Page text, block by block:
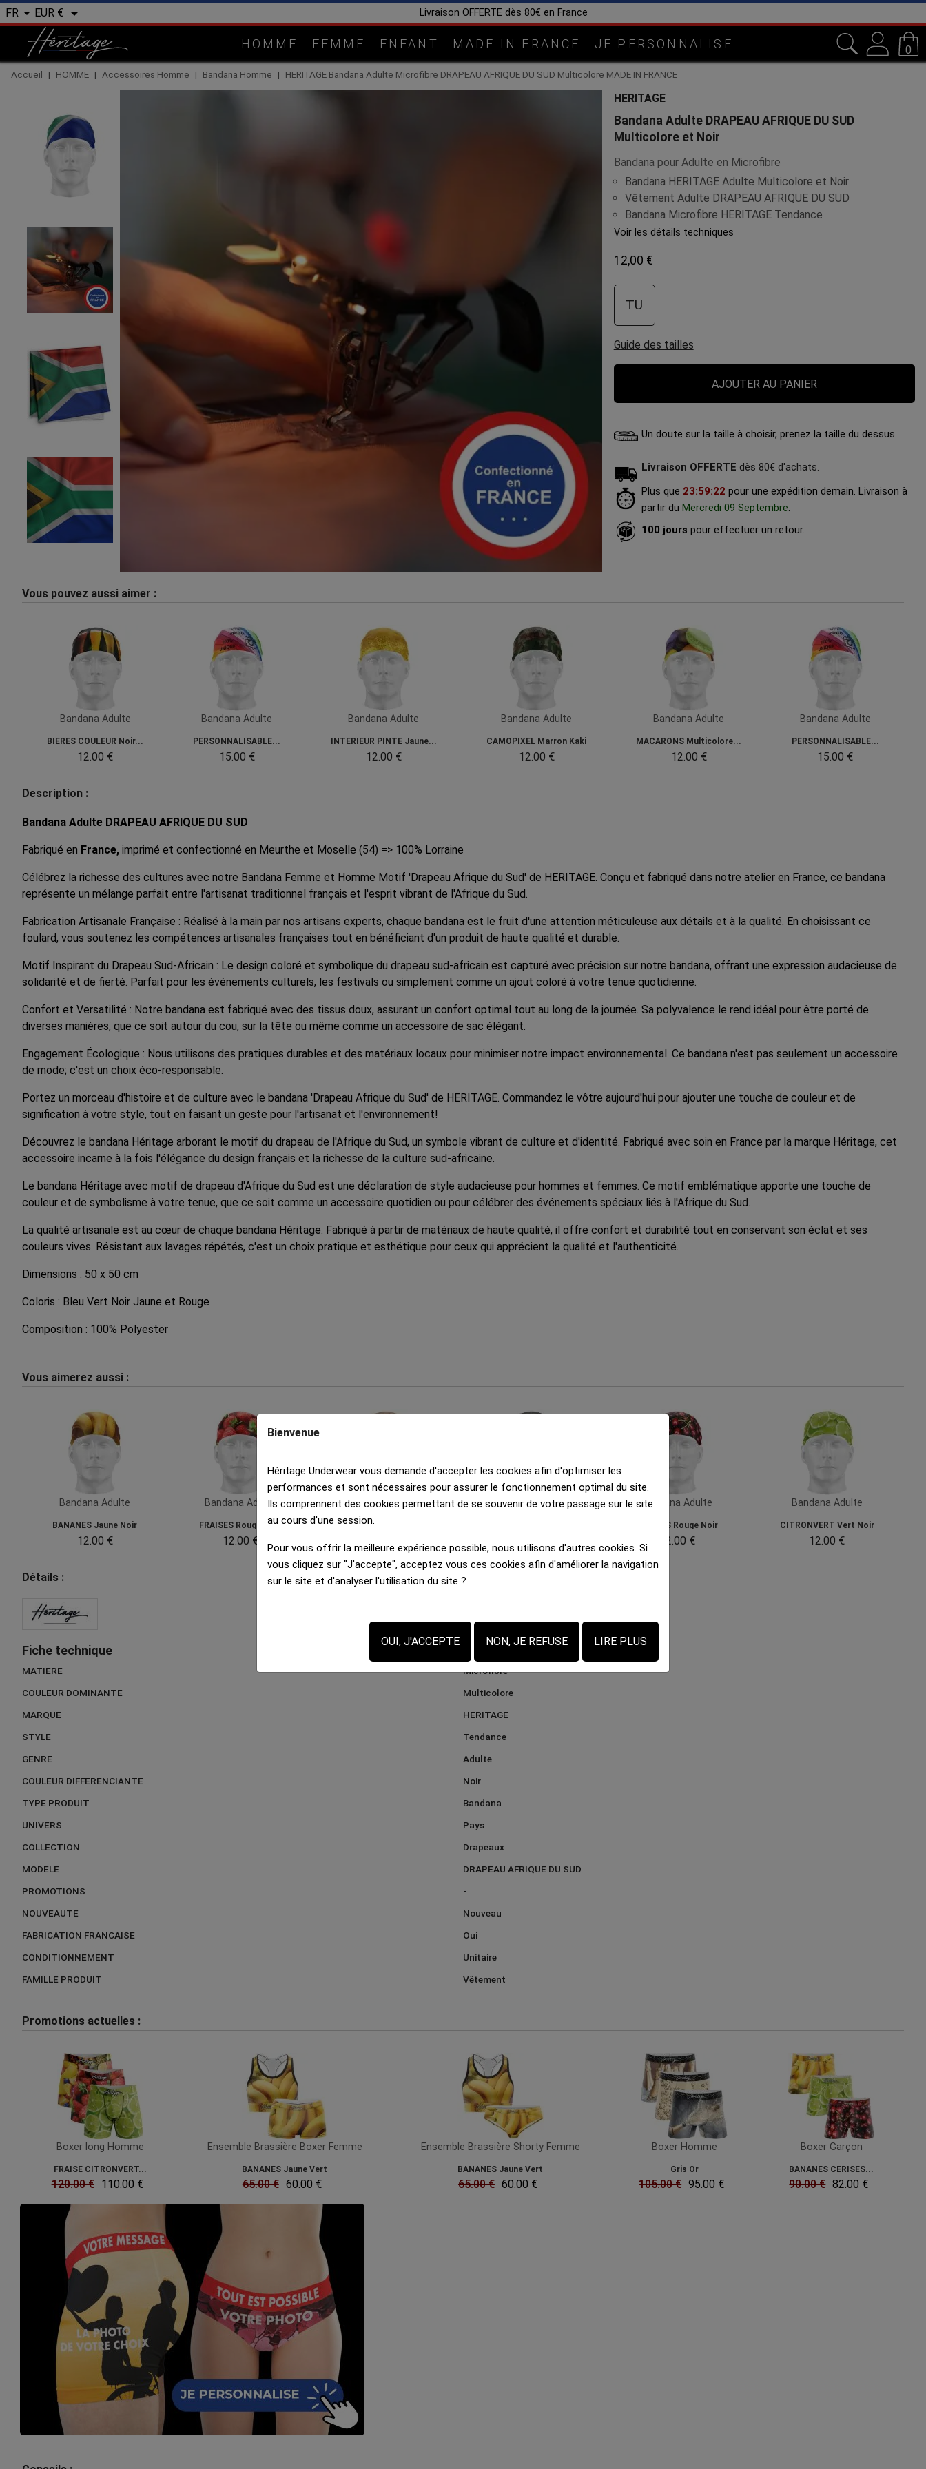
FR  EUR €  Fabrication artisanale dans notre atelier en Lorraine
HOMME FEMME ENFANT MADE IN FRANCE JE PERSONNALISE 0
Accueil HOMME Accessoires Homme Bandana Homme HERITAGE Bandana Adulte Microfibre DRAPEAU AFRIQUE DU SUD Multicolore MADE IN FRANCE
HERITAGE
Bandana Adulte DRAPEAU AFRIQUE DU SUD
Multicolore et Noir
Bandana pour Adulte en Microfibre
Bandana HERITAGE Adulte Multicolore et Noir
Vêtement Adulte DRAPEAU AFRIQUE DU SUD
Bandana Microfibre HERITAGE Tendance
Voir les détails techniques
12,00 €
TU
Guide des tailles
AJOUTER AU PANIER
Un doute sur la taille à choisir, prenez la taille du dessus.
Livraison OFFERTE dès 80€ d'achats.
Plus que 23:59:20 pour une expédition demain. Livraison à
partir du Mercredi 09 Septembre
100 jours pour effectuer un retour.
Vous pouvez aussi aimer :
Bandana Adulte
BIERES COULEUR Noir...
12.00 €
Bandana Adulte
PERSONNALISABLE...
15.00 €
Bandana Adulte
INTERIEUR PINTE Jaune...
12.00 €
Bandana Adulte
CAMOPIXEL Marron Kaki
12.00 €
Bandana Adulte
MACARONS Multicolore...
12.00 €
Bandana Adulte
PERSONNALISABLE...
15.00 €
Description :
Bandana Adulte DRAPEAU AFRIQUE DU SUD
Fabriqué en France, imprimé et confectionné en Meurthe et Moselle (54) => 100% Lorraine
Célébrez la richesse des cultures avec notre Bandana Femme et Homme Motif 'Drapeau Afrique du Sud' de HERITAGE. Conçu et fabriqué dans notre atelier en France, ce bandana
représente un mélange parfait entre l'artisanat traditionnel français et l'esprit vibrant de l'Afrique du Sud.
Fabrication Artisanale Française : Réalisé à la main par nos artisans experts, chaque bandana est le fruit d'une attention méticuleuse aux détails et à la qualité. En choisissant ce
foulard, vous soutenez les compétences artisanales françaises tout en bénéficiant d'un produit de haute qualité et durable.
Motif Inspirant du Drapeau Sud-Africain : Le design coloré et symbolique du drapeau sud-africain est capturé avec précision sur notre bandana, offrant une expression audacieuse de
solidarité et de fierté. Parfait pour les événements culturels, les festivals ou simplement comme un ajout coloré à votre tenue quotidienne.
Confort et Versatilité : Notre bandana est fabriqué avec des tissus doux, assurant un confort optimal tout au long de la journée. Sa polyvalence le rend idéal pour être porté de
diverses manières, que ce soit autour du cou, sur la tête ou même comme un accessoire de sac élégant.
Engagement Écologique : Nous utilisons des pratiques durables et des matériaux locaux pour minimiser notre impact environnemental. Ce bandana n'est pas seulement un accessoire
de mode; c'est un choix éco-responsable.
Portez un morceau d'histoire et de culture avec le bandana 'Drapeau Afrique du Sud' de HERITAGE. Commandez le vôtre aujourd'hui pour ajouter une touche de couleur et de
signification à votre style, tout en faisant un geste pour l'artisanat et l'environnement!
Découvrez le bandana Héritage arborant le motif du drapeau de l'Afrique du Sud, un symbole vibrant de culture et d'identité. Fabriqué avec soin en France par la marque Héritage, cet
accessoire incarne à la fois l'élégance du design français et la richesse de la culture sud-africaine.
Le bandana Héritage avec motif de drapeau d'Afrique du Sud est une déclaration de style audacieuse pour hommes et femmes. Ce motif emblématique apporte une touche de
couleur et de symbolisme à votre tenue, que ce soit comme un accessoire quotidien ou pour célébrer des événements spéciaux liés à l'Afrique du Sud.
La qualité artisanale est au cœur de chaque bandana Héritage. Fabriqué à partir de matériaux de haute qualité, il offre confort et durabilité tout en conservant son éclat et ses
couleurs vives. Résistant aux lavages répétés, c'est un choix pratique et esthétique pour ceux qui apprécient la qualité et l'authenticité.
Dimensions : 50 x 50 cm
Coloris : Bleu Vert Noir Jaune et Rouge
Composition : 100% Polyester
Vous aimerez aussi :
Bandana Adulte
BANANES Jaune Noir
12.00 €
Bandana Adulte
FRAISES Rouge Vert
12.00 €
Bandana Adulte
JOUEUSE TENNIS...
Bandana Adulte Bandana Adulte
CERISES Rouge Noir
12.00 €
Bandana Adulte
CITRONVERT Vert Noir
12.00 €
Détails :
Fiche technique
MATIERE
Microfibre
COULEUR DOMINANTE
Multicolore
MARQUE
HERITAGE
STYLE
Tendance
GENRE
Adulte
COULEUR DIFFERENCIANTE
Noir
TYPE PRODUIT
Bandana
UNIVERS
Pays
COLLECTION
Drapeaux
MODELE
DRAPEAU AFRIQUE DU SUD
PROMOTIONS
-
NOUVEAUTE
Nouveau
FABRICATION FRANCAISE
Oui
CONDITIONNEMENT
Unitaire
FAMILLE PRODUIT
Vêtement
Promotions actuelles :
Boxer long Homme
FRAISE CITRONVERT...
120.00 € 110.00 €
Ensemble Brassière Boxer Femme
BANANES Jaune Vert
65.00 € 60.00 €
Ensemble Brassière Shorty Femme
BANANES Jaune Vert
65.00 € 60.00 €
Boxer Homme
Gris Or
105.00 € 95.00 €
Boxer Garçon
BANANES CERISES...
90.00 € 82.00 €
Bienvenue
Héritage Underwear vous demande d'accepter les cookies afin d'optimiser les
performances et sont nécessaires pour assurer le fonctionnement optimal du site.
Ils comprennent des cookies permettant de se souvenir de votre passage sur le site
au cours d'une session.
Pour vous offrir la meilleure expérience possible, nous utilisons d'autres cookies. Si
vous cliquez sur "J'accepte", acceptez vous ces cookies afin d'améliorer la navigation
sur le site et d'analyser l'utilisation du site ?
OUI, J'ACCEPTE NON, JE REFUSE LIRE PLUS